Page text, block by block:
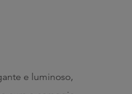
e luminoso,